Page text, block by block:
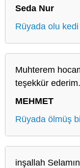
Seda Nur
Rüyada olu kedi
Muhterem
teşekkür
MEHMET
Rüyada ölmüş
inşallah